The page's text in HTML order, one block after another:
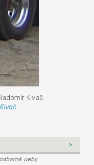
Klvač
weby